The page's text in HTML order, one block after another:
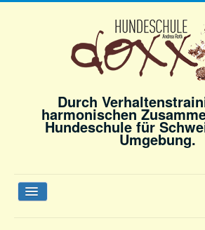
Durch
harmonischen
Hundeschule für
Umgebung.
Navigation
an/aus